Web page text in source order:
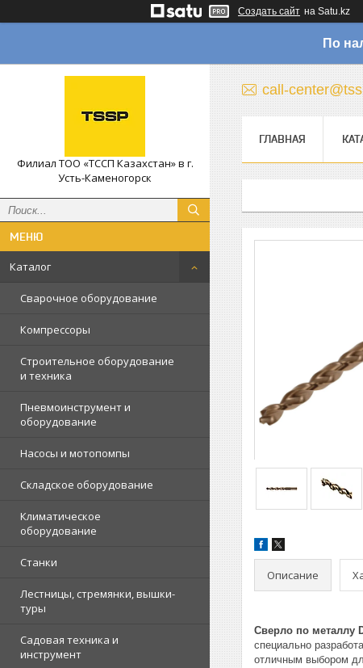
Создать сайт на Satu.kz
По
Филиал ТОО «ТССП Казахстан» в г.
Усть-Каменогорск
Каталог
Сварочное оборудование
Компрессоры
Строительное оборудование
и техника
Пневмоинструмент и
оборудование
Насосы и мотопомпы
Складское оборудование
Климатическое
оборудование
Станки
Лестницы, стремянки, вышки-
туры
Садовая техника и
инструмент
call-
ГЛАВНАЯ
Описание
Сверло по металлу
специально
отличным выбором